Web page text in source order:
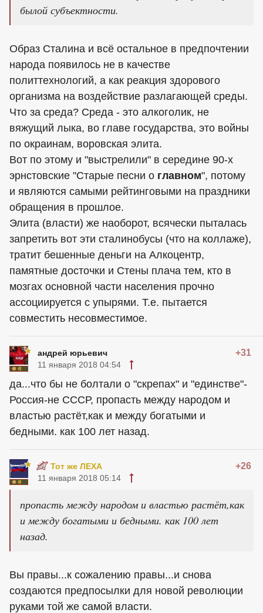
былой субъектности.
Образ Сталина и всё остальное в предпочтении
народа появилось не в качестве
политтехнологий, а как реакция здорового
организма на воздействие разлагающей среды.
Что за среда? Среда - это алкоголик, не
вяжущий лыка, во главе государства, это войны
по окраинам, воровская элита.
Вот по этому и "выстрелили" в середине 90-х
эрнстовские "Старые песни о главном", потому
и являются самыми рейтинговыми на праздники
обращения в прошлое.
Элита (власти) же наоборот, всячески пыталась
запретить вот эти сталинобусы (что на коллаже),
тратит бешенные деньги на Алкоцентр,
памятные досточки и Стены плача тем, кто в
мозгах основной части населения прочно
ассоциируется с упырями. Т.е. пытается
совместить несовместимое.
андрей юрьевич +31
11 января 2018 04:54
да...что бы не болтали о "скрепах" и "единстве"-
Россия-не СССР, пропасть между народом и
властью растёт,как и между богатыми и
бедными. как 100 лет назад.
Тот же ЛЕХА +26
11 января 2018 05:14
пропасть между народом и властью растёт,как
и между богатыми и бедными. как 100 лет
назад.
Вы правы...к сожалению правы...и снова
создаются предпосылки для новой революции
руками той же самой власти.